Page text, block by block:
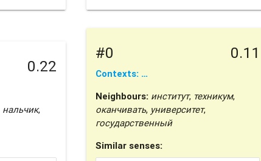
0.22
нальчик,
#0 0.11
Contexts: …
Neighbours: институт, техникум,
оканчивать, университет,
государственный
Similar senses: